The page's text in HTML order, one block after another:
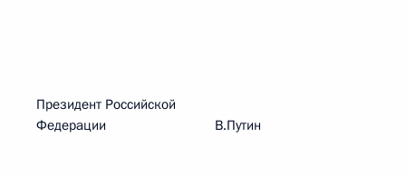
Президент Российской
Федерации В.Путин